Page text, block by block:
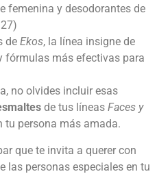
femenina y desodorantes de
de Ekos, la línea insigne de
fórmulas más efectivas para
no olvides incluir esas
de tus líneas Faces y
tu persona más amada.
que te invita a querer con
las personas especiales en tu